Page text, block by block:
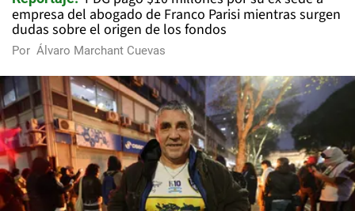
empresa del abogado de Franco Parisi mientras surgen
dudas sobre el origen de los fondos
Por Álvaro Marchant Cuevas